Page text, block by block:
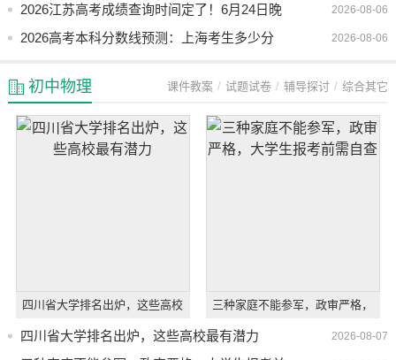
专业介绍大全
2026-08-06
2026江苏高考成绩查询时间定了！6月24日晚
8点后查分入口
2026-08-06
2026高考本科分数线预测：上海考生多少分
初中物理 课件教案 试题试卷 辅导探讨 综合其它
四川省大学排名出炉，这些高校
最有潜力
三种家庭不能参军，政审严格，
大学生报考前需自查2026-08-07
四川省大学排名出炉，这些高校最有潜力